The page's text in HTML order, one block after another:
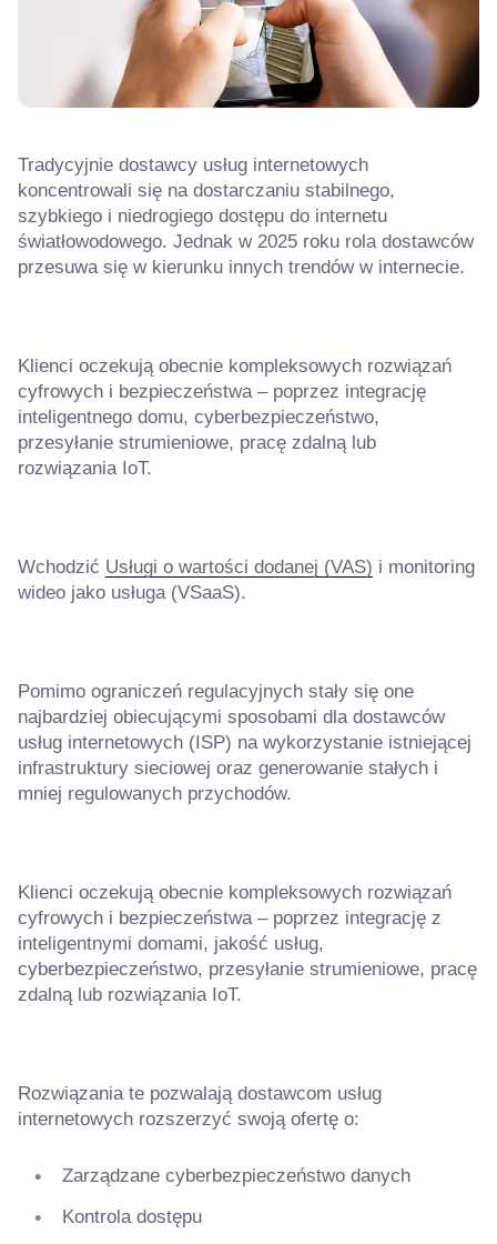
Tradycyjnie dostawcy usług internetowych
koncentrowali się na dostarczaniu stabilnego,
szybkiego i niedrogiego dostępu do internetu
światłowodowego. Jednak w 2025 roku rola dostawców
przesuwa się w kierunku innych trendów w internecie.
Klienci oczekują obecnie kompleksowych rozwiązań
cyfrowych i bezpieczeństwa – poprzez integrację
inteligentnego domu, cyberbezpieczeństwo,
przesyłanie strumieniowe, pracę zdalną lub
rozwiązania IoT.
Wchodzić Usługi o wartości dodanej (VAS) i monitoring
wideo jako usługa (VSaaS).
Pomimo ograniczeń regulacyjnych stały się one
najbardziej obiecującymi sposobami dla dostawców
usług internetowych (ISP) na wykorzystanie istniejącej
infrastruktury sieciowej oraz generowanie stałych i
mniej regulowanych przychodów.
Klienci oczekują obecnie kompleksowych rozwiązań
cyfrowych i bezpieczeństwa – poprzez integrację z
inteligentnymi domami, jakość usług,
cyberbezpieczeństwo, przesyłanie strumieniowe, pracę
zdalną lub rozwiązania IoT.
Rozwiązania te pozwalają dostawcom usług
internetowych rozszerzyć swoją ofertę o:
Zarządzane cyberbezpieczeństwo danych
Kontrola dostępu